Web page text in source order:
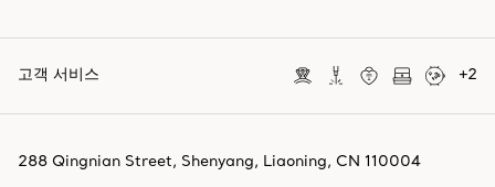
고객 서비스 +2
288 Qingnian Street, Shenyang, Liaoning, CN 110004